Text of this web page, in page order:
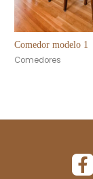
Comedor modelo 1
Comedores